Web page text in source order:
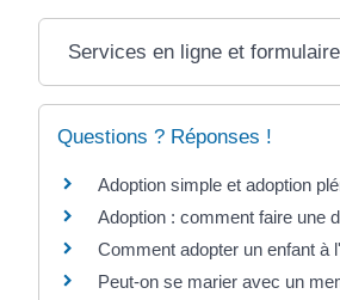
Services en ligne et
Questions ? Réponses !
Adoption simple et adoption
Adoption : comment faire une
Comment adopter un enfant à
Peut-on se marier avec un